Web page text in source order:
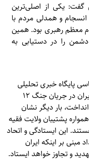
گفت: یکی از اصلی‌ترین
انسجام و همدلی مردم با
معظم رهبری بود. همین
را در دستیابی به
پایگاه خبری تحلیلی
«ایلام بیدار» گفت: مردم شریف و نجیب ایران در جریان جنگ ۱۲
بار دیگر نشان
پشتیبان ولایت فقیه
این ایستادگی و اتحاد
مبنی بر اینکه ایران
و تجاوز خواهد ایستاد.